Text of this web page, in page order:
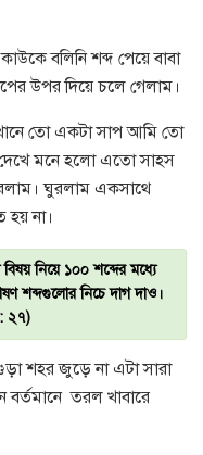
বলিনি শব্দ পেয়ে বাবা
উপর দিয়ে চলে গেলাম।
তো একটা সাপ আমি তো
দেখে মনে হলো এতো সাহস
ঘুরলাম একসাথে
না।
নিয়ে ১০০ শব্দের মধ্যে
শব্দগুলোর নিচে দাগ দাও।
২৭)
শহর জুড়ে না এটা সারা
বর্তমানে তরল খাবারে